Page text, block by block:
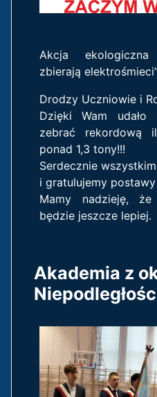
Akcja
zbierają
Drodzy Uczniowie i
Dzięki Wam
zebrać rekordową
ponad 1,3 tony!!!
Serdecznie
i gratulujemy
Mamy nadzieję,
będzie jeszcze lepiej.
Akademia z